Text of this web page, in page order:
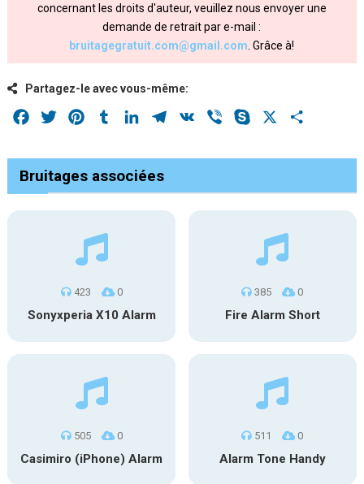
concernant les droits d'auteur, veuillez nous envoyer une
demande de retrait par e-mail :
bruitagegratuit.com@gmail.com . Grâce à!
Partagez-le avec vous-même:
Facebook
Twitter PinterestTumblrLinkedInTelegram
VK Viber Skype
Bruitages associées
423 0
Sonyxperia X10 Alarm
385 0
Fire Alarm Short
505 0
Casimiro (iPhone) Alarm
511 0
Alarm Tone Handy